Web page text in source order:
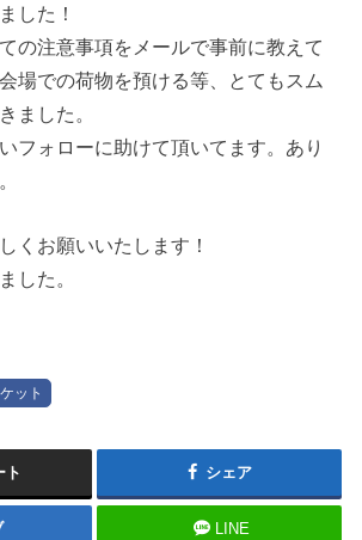
した！
の注意事項をメールで事前に教えて
場での荷物を預ける等、とてもスム
ました。
フォローに助けて頂いてます。あり
くお願いいたします！
した。
ット
ト シェア
LINE